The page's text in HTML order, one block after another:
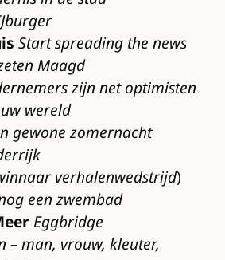
Start spreading the news
Maagd
zijn net optimisten
wereld
gewone zomernacht
verhalenwedstrijd)
een zwembad
Eggbridge
– man, vrouw, kleuter,